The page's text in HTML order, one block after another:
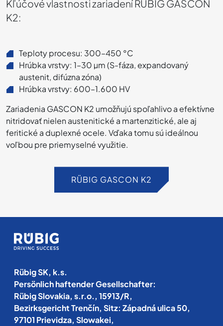
Kľúčové vlastnosti zariadení RÜBIG GASCON
K2:
Teploty procesu: 300–450 °C
Hrúbka vrstvy: 1–30 µm (S-fáza, expandovaný
austenit, difúzna zóna)
Hrúbka vrstvy: 600–1.600 HV
Zariadenia GASCON K2 umožňujú spoľahlivo a efektívne
nitridovať nielen austenitické a martenzitické, ale aj
feritické a duplexné ocele. Vďaka tomu sú ideálnou
voľbou pre priemyselné využitie.
RÜBIG GASCON K2
Rübig SK, k.s.
Persönlich haftender Gesellschafter:
Rübig Slovakia, s.r.o., 15913/R,
Bezirksgericht Trenčín, Sitz: Západná ulica 50,
97101 Prievidza, Slowakei,